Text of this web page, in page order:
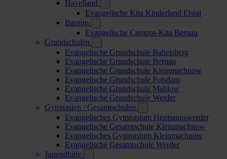
Havelland
Evangelische Kita Kinderland Elstal
Barnim
Evangelische Campus-Kita Bernau
Grundschulen
Evangelische Grundschule Babelsberg
Evangelische Grundschule Bernau
Evangelische Grundschule Kleinmachnow
Evangelische Grundschule Potsdam
Evangelische Grundschule Mahlow
Evangelische Grundschule Werder
Gymnasien / Gesamtschulen
Evangelisches Gymnasium Hermannswerder
Evangelische Gesamtschule Kleinmachnow
Evangelisches Gymnasium Kleinmachnow
Evangelische Gesamtschule Werder
Jugendhilfe